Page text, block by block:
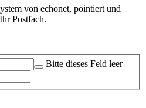
von echonet, pointiert und
Postfach.
Bitte dieses Feld leer